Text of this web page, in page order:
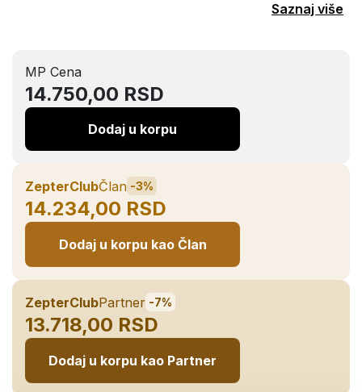
Saznaj više
MP Cena
14.750,00 RSD
Dodaj u korpu
ZepterClubČlan -3%
14.234,00 RSD
Dodaj u korpu kao Član
ZepterClubPartner -7%
13.718,00 RSD
Dodaj u korpu kao Partner